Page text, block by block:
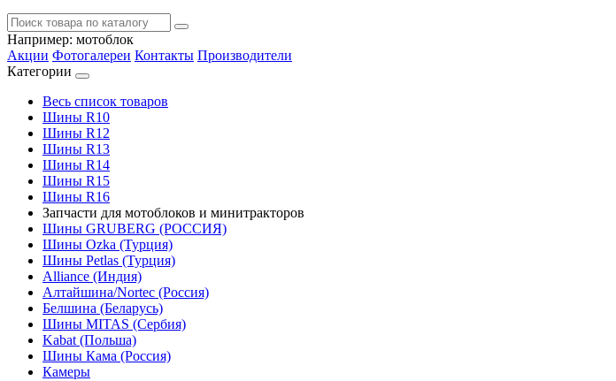
Например: мотоблок
Акции Фотогалереи Контакты Производители
Категории
Весь список товаров
Шины R10
Шины R12
Шины R13
Шины R14
Шины R15
Шины R16
Запчасти для мотоблоков и минитракторов
Шины GRUBERG (РОССИЯ)
Шины Ozka (Турция)
Шины Petlas (Турция)
Alliance (Индия)
Алтайшина/Nortec (Россия)
Белшина (Беларусь)
Шины MITAS (Сербия)
Kabat (Польша)
Шины Кама (Россия)
Камеры